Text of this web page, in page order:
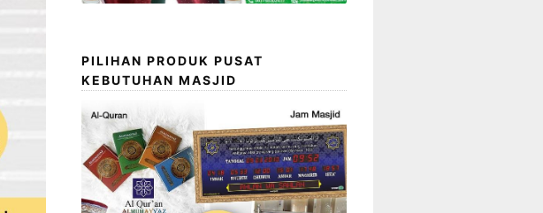
PILIHAN PRODUK PUSAT
KEBUTUHAN MASJID